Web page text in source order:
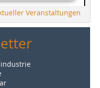
Veranstaltungen